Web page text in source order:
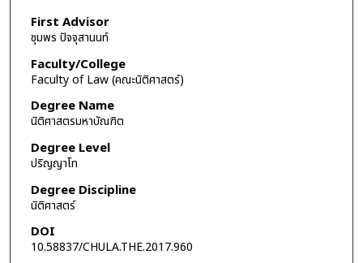
First Advisor
ชุมพร ปัจจุสานนท์
Faculty/College
Faculty of Law (คณะนิติศาสตร์)
Degree Name
นิติศาสตรมหาบัณฑิต
Degree Level
ปริญญาโท
Degree Discipline
นิติศาสตร์
DOI
10.58837/CHULA.THE.2017.960